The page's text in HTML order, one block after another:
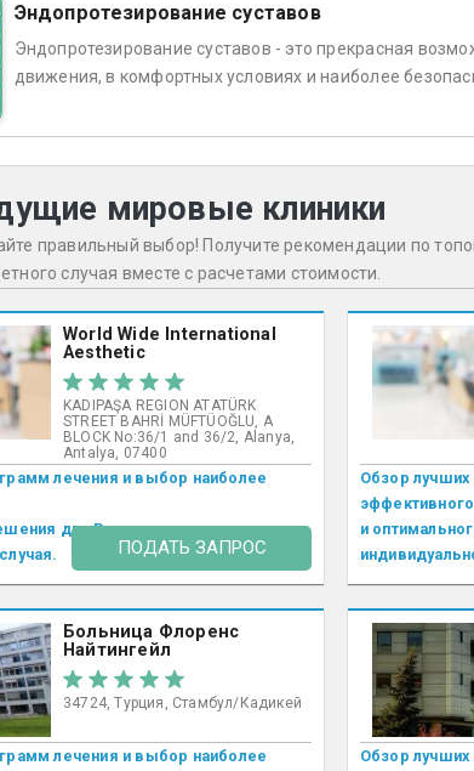
Эндопротезирование суставов
Эндопротезирование суставов - это прекрасная
движения, в комфортных условиях и наиболее
мировые клиники
правильный выбор! Получите рекомендации по
случая вместе с расчетами стоимости.
World Wide International
Aesthetic
KADIPAŞA REGION ATATÜRK
STREET BAHRİ MÜFTÜOĞLU, A
BLOCK No:36/1 and 36/2, Alanya,
Antalya, 07400
лечения и выбор наиболее
для Вашего
ПОДАТЬ ЗАПРОС
Обзор
эффективного
и
Больница Флоренс
Найтингейл
34724, Турция, Стамбул/Кадикей
лечения и выбор наиболее
Обзор